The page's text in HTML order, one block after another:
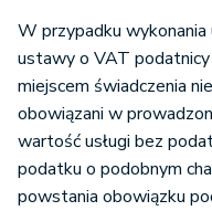
W przypadku
ustawy o VAT podatnicy
miejscem świadczenia
obowiązani w
wartość usługi bez
podatku o podobnym
powstania obowiązku